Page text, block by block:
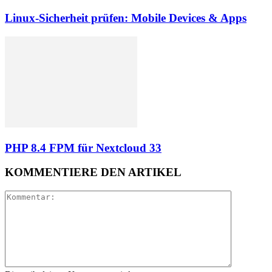
Linux-Sicherheit prüfen: Mobile Devices & Apps
PHP 8.4 FPM für Nextcloud 33
KOMMENTIERE DEN ARTIKEL